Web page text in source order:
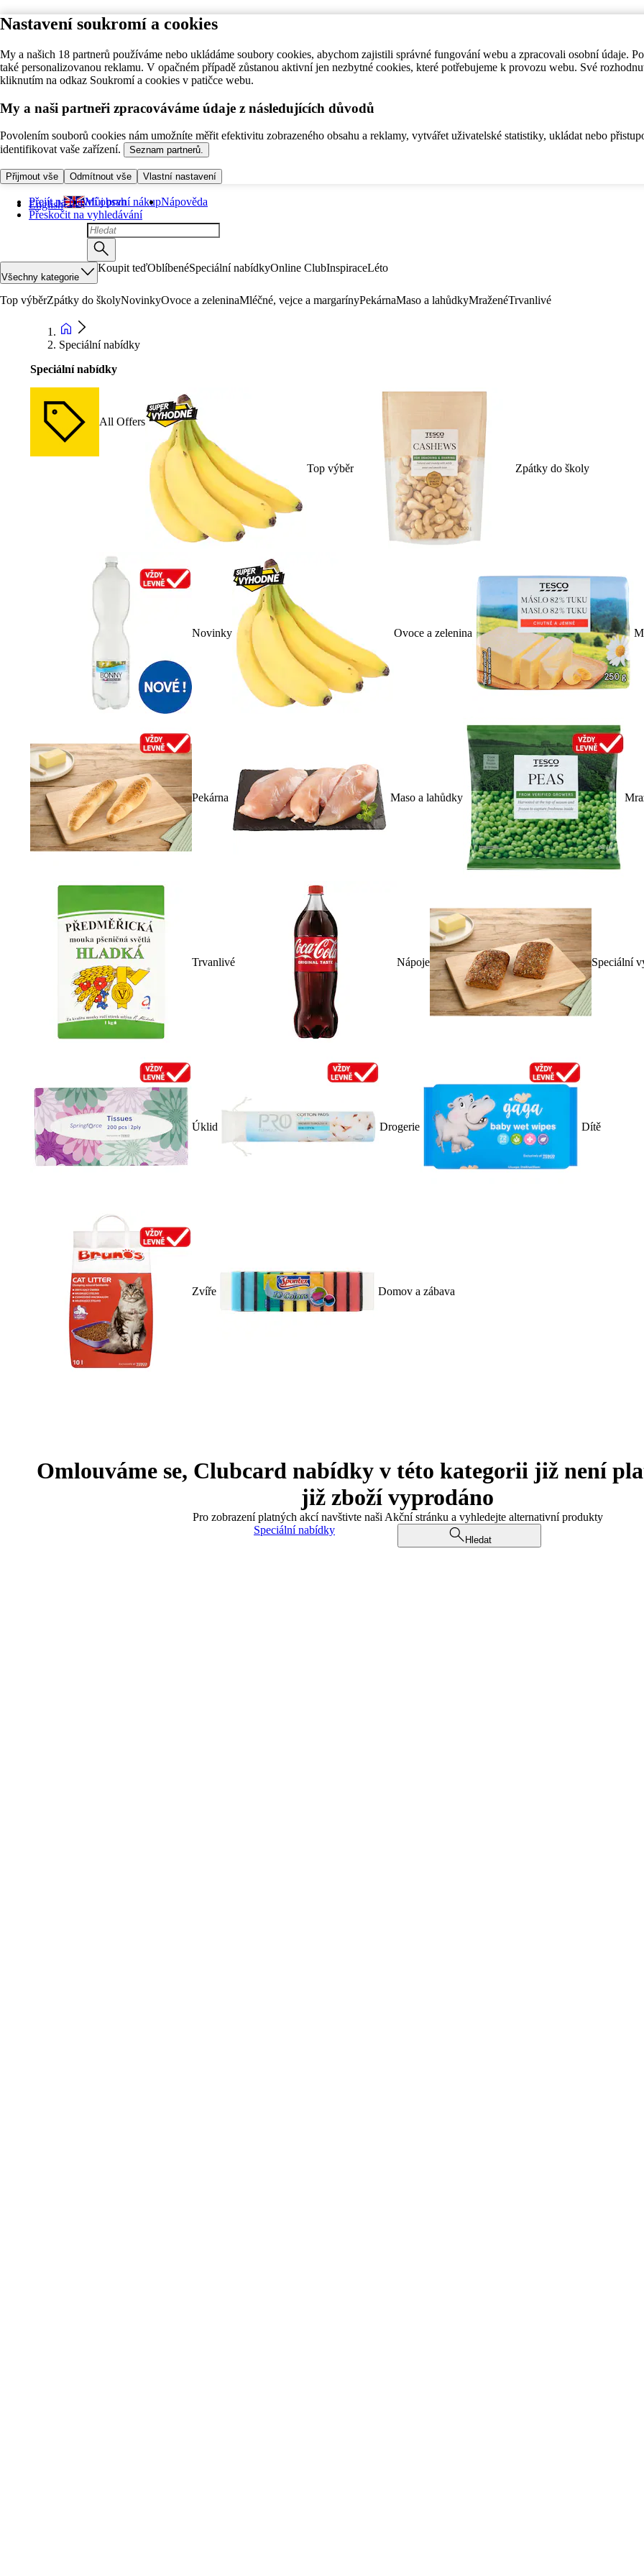
Nastavení soukromí a cookies
My a našich 18 partnerů používáme nebo ukládáme soubory cookies, abychom zajistili správné fungování webu a zpracovali osobní údaje.
také personalizovanou reklamu. V opačném případě zůstanou aktivní jen nezbytné cookies, které potřebujeme k provozu webu. Své
kliknutím na odkaz Soukromí a cookies v patičce webu.
My a naši partneři zpracováváme údaje z následujících důvodů
Povolením souborů cookies nám umožníte měřit efektivitu zobrazeného obsahu a reklamy, vytvářet uživatelské statistiky, ukládat nebo
identifikovat vaše zařízení.
Seznam partnerů.
Přijmout vše Odmítnout vše Vlastní nastavení
Přejít na hlavní obsah
Přeskočit na vyhledávání
English Můj první nákupNápověda
Všechny kategorie
Koupit teďOblíbenéSpeciální nabídkyOnline ClubInspiraceLéto
Top výběrZpátky do školyNovinkyOvoce a zeleninaMléčné, vejce a margarínyPekárnaMaso a lahůdkyMraženéTrvanlivé
Speciální nabídky
Speciální nabídky
All Offers
Top výběr Zpátky do školy
Novinky Ovoce a zelenina
Pekárna Maso a lahůdky
Trvanlivé Nápoje Speciální
Úklid Drogerie Dítě
Zvíře Domov a zábava
Omlouváme se, Clubcard nabídky v této kategorii již není
již zboží vyprodáno
Pro zobrazení platných akcí navštivte naši Akční stránku a vyhledejte alternativní produkty
Speciální nabídky
Hledat